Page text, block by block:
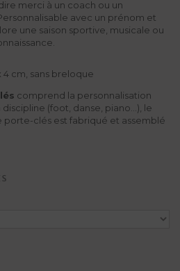
merci à un coach ou un
avec un prénom et
une saison sportive, musicale ou
4 cm , sans breloque
comprend la personnalisation
(foot, danse, piano...), le
porte-clés est fabriqué et assemblé